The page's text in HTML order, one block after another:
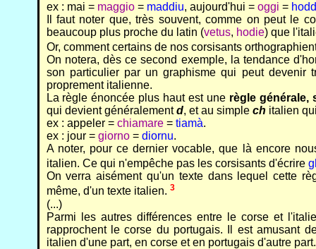
ex : mai = maggio= maddiu, aujourd'hui = oggi =
Il faut noter que, très souvent, comme on peut le
beaucoup plus proche du latin (vetus, hodie) que
Or, comment certains de nos corsisants
On notera, dès ce second exemple, la tendance
son particulier par un graphisme qui peut
proprement italienne.
La règle énoncée plus haut est une règle générale,
qui devient généralementd, et au simple ch italien
ex : appeler = chiamare= tiamà.
ex : jour = giorno= diornu.
A noter, pour ce dernier vocable, que là encore
italien. Ce qui n'empêche pas les corsisants d'écrire
On verra aisément qu'un texte dans lequel cette
même, d'un texte italien. 3
(...)
Parmi les autres différences entre le corse et
rapprochent le corse du portugais. Il est amusant
italien d'une part, en corse et en portugais d'autre